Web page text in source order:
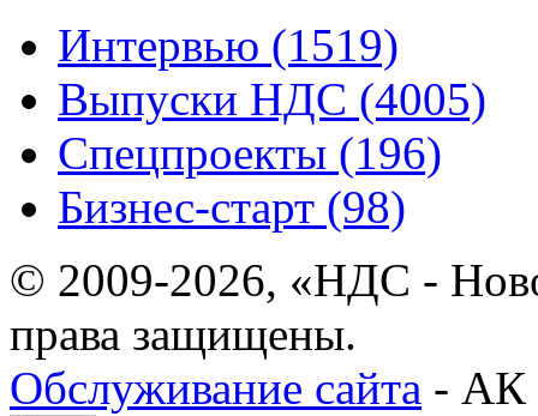
Интервью (1519)
Выпуски НДС (4005)
Спецпроекты (196)
Бизнес-старт (98)
© 2009-2026, «НДС -
права защищены.
Обслуживание сайта - АК